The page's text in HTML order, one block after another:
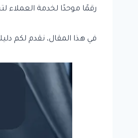
رقمًا موحدًا لخدمة
في هذا المقال، نقدم لكم